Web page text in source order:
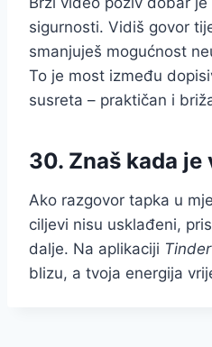
sigurnosti. Vidiš govor
smanjuješ mogućnost
To je most između
susreta – praktičan i
30. Znaš kada
Ako razgovor tapka u
ciljevi nisu usklađeni,
dalje. Na aplikaciji Tinder
blizu, a tvoja energija